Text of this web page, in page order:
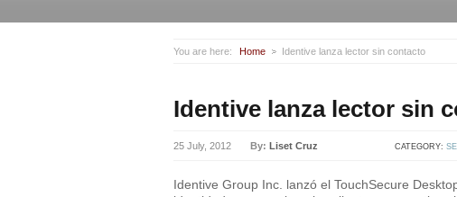
You are here: Home Identive lanza lector sin contacto
Identive lanza lector sin
25 July, 2012 By: Liset Cruz CATEGORY:
Identive Group Inc. lanzó el TouchSecure